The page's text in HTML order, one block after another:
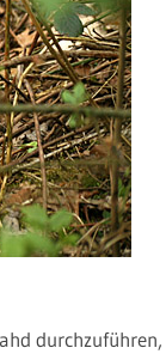
durchzuführen,